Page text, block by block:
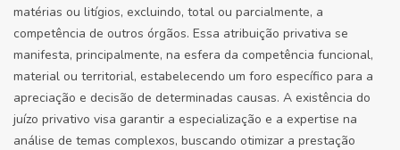
matérias ou litígios, excluindo, total ou parcialmente, a
competência de outros órgãos. Essa atribuição privativa se
manifesta, principalmente, na esfera da competência funcional,
material ou territorial, estabelecendo um foro específico para a
apreciação e decisão de determinadas causas. A existência do
juízo privativo visa garantir a especialização e a expertise na
análise de temas complexos, buscando otimizar a prestação